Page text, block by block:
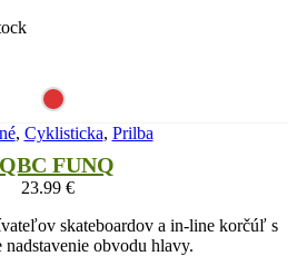
, Cyklisticka, Prilba
FUNQ
23.99 €
skateboardov a in-line korčúľ s
obvodu hlavy.